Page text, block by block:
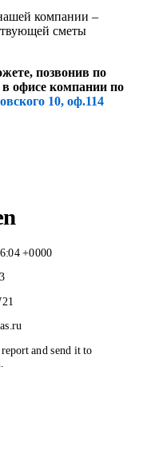
компании –
сметы
позвонив по
в офисе компании по
10, оф.114